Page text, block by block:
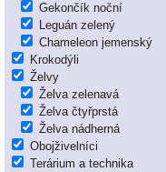
Gekončík noční
Leguán zelený
Chameleon jemenský
Krokodýli
Želvy
Želva zelenavá
Želva čtyřprstá
Želva nádherná
Obojživelníci
Terárium a technika